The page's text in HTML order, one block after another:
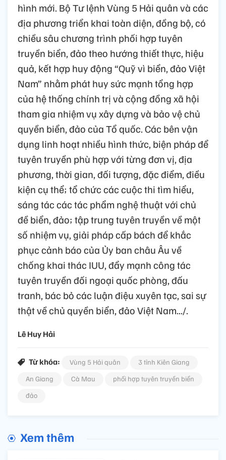
hình mới. Bộ Tư lệnh Vùng 5 Hải quân và các
địa phương triển khai toàn diện, đồng bộ, có
chiều sâu chương trình phối hợp tuyên
truyền biển, đảo theo hướng thiết thực, hiệu
quả, kết hợp huy động “Quỹ vì biển, đảo Việt
Nam” nhằm phát huy sức mạnh tổng hợp
của hệ thống chính trị và cộng đồng xã hội
tham gia nhiệm vụ xây dựng và bảo vệ chủ
quyền biển, đảo của Tổ quốc. Các bên vận
dụng linh hoạt nhiều hình thức, biện pháp để
tuyên truyền phù hợp với từng đơn vị, địa
phương, thời gian, đối tượng, đặc điểm, điều
kiện cụ thể; tổ chức các cuộc thi tìm hiểu,
sáng tác các tác phẩm nghệ thuật với chủ
đề biển, đảo; tập trung tuyên truyền về một
số nhiệm vụ, giải pháp cấp bách để khắc
phục cảnh báo của Ủy ban châu Âu về
chống khai thác IUU, đẩy mạnh công tác
tuyên truyền đối ngoại quốc phòng, đấu
tranh, bác bỏ các luận điệu xuyên tạc, sai sự
thật về chủ quyền biển, đảo Việt Nam.../.
Lê Huy Hải
Từ khóa: Vùng 5 Hải quân
3 tỉnh Kiên Giang
An Giang
Cà Mau
phối hợp tuyên truyền biển
đảo
Xem thêm